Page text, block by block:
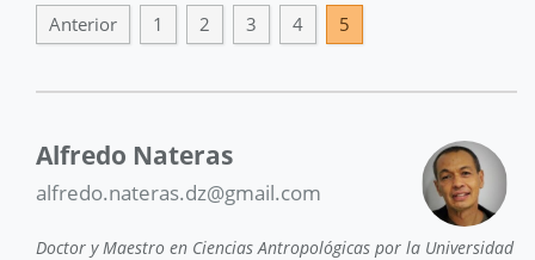
Anterior 1 2 3 4 5
Alfredo Nateras
alfredo.nateras.dz@gmail.com
Doctor y Maestro en Ciencias Antropológicas por la Universidad